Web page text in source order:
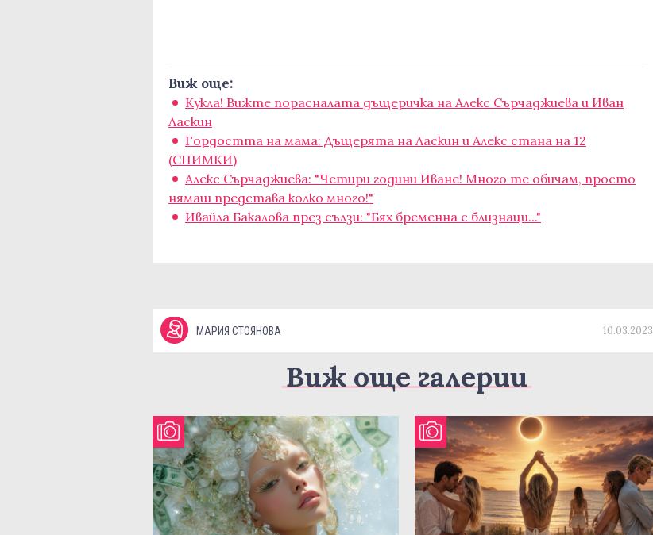
Виж още:
Кукла! Вижте порасналата дъщеричка на Алекс Сърчаджиева и Иван
Ласкин
Гордостта на мама: Дъщерята на Ласкин и Алекс стана на 12
(СНИМКИ)
Алекс Сърчаджиева: "Четири години Иване! Много те обичам, просто
нямаш представа колко много!"
Ивайла Бакалова през сълзи: "Бях бременна с близнаци..."
МАРИЯ СТОЯНОВА 10.03.2023
Виж още галерии